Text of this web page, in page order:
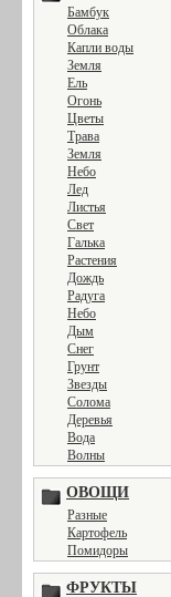
Бамбук
Облака
Капли воды
Земля
Ель
Огонь
Цветы
Трава
Земля
Небо
Лед
Листья
Свет
Галька
Растения
Дождь
Радуга
Небо
Дым
Снег
Грунт
Звезды
Солома
Деревья
Вода
Волны
ОВОЩИ
Разные
Картофель
Помидоры
ФРУКТЫ